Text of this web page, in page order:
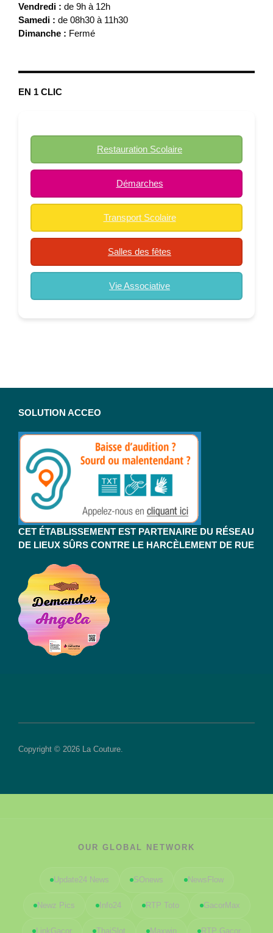
Vendredi : de 9h à 12h
Samedi : de 08h30 à 11h30
Dimanche : Fermé
EN 1 CLIC
Restauration Scolaire
Démarches
Transport Scolaire
Salles des fêtes
Vie Associative
SOLUTION ACCEO
CET ÉTABLISSEMENT EST PARTENAIRE DU RÉSEAU
DE LIEUX SÛRS CONTRE LE HARCÈLEMENT DE RUE
Copyright © 2026 La Couture.
OUR GLOBAL NETWORK
Update24 News SOnews NewsFlow
Newz Pics Info24 RTP Toto GacorMax
LinkGacor ThaiSlot Maxwin RTP Gacor